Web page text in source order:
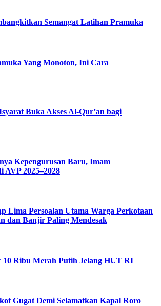
Semangat Latihan Pramuka
Yang Monoton, Ini Cara
Buka Akses Al-Qur’an bagi
Kepengurusan Baru, Imam
AVP 2025–2028
Lima Persoalan Utama Warga Perkotaan
dan Banjir Paling Mendesak
10 Ribu Merah Putih Jelang HUT RI
Gugat Demi Selamatkan Kapal Roro